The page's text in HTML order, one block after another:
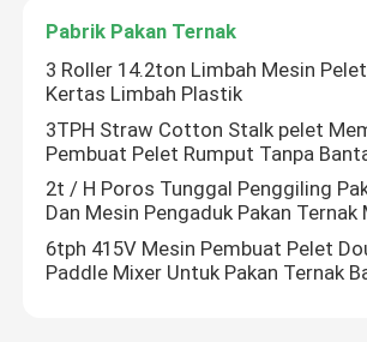
Mesin Pabrik Pelet Biomassaaaaa
pabrik pelet kayu
Pabrik Pelet RDF
Pabrik Pakan Ternak
3 Roller 14.2ton Limbah Mesin
Kertas Limbah Plastik
3TPH Straw Cotton Stalk pelet
Pembuat Pelet Rumput Tanpa
2t / H Poros Tunggal Penggiling
Dan Mesin Pengaduk Pakan Ternak
6tph 415V Mesin Pembuat Pelet
Paddle Mixer Untuk Pakan Ternak